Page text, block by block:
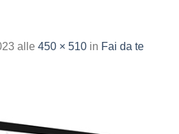
alle 450 × 510 in Fai da te